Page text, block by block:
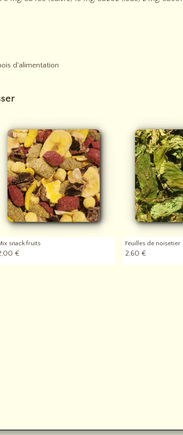
d'alimentation
snack fruits
€
Feuilles de noisetier
2,60 €